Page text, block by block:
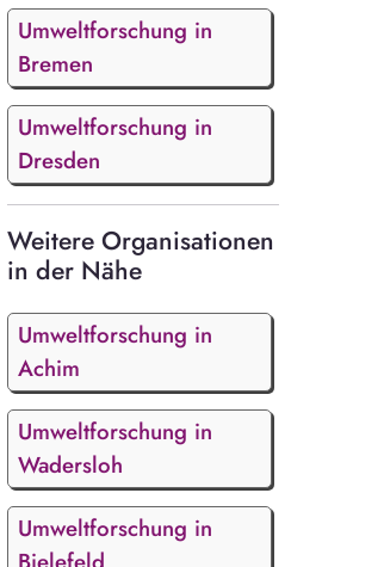
Umweltforschung in
Bremen
Umweltforschung in
Dresden
Weitere Organisationen
in der Nähe
Umweltforschung in
Achim
Umweltforschung in
Wadersloh
Umweltforschung in